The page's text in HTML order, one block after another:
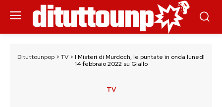
Dituttounpop > TV > I Misteri di Murdoch, le puntate in onda lunedì
14 febbraio 2022 su Giallo
TV